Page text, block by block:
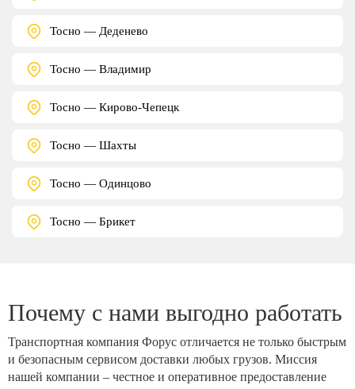
Тосно — Деденево
Тосно — Владимир
Тосно — Кирово-Чепецк
Тосно — Шахты
Тосно — Одинцово
Тосно — Брикет
Почему с нами выгодно работать
Транспортная компания Форус отличается не только быстрым
и безопасным сервисом доставки любых грузов. Миссия
нашей компании – честное и оперативное предоставление